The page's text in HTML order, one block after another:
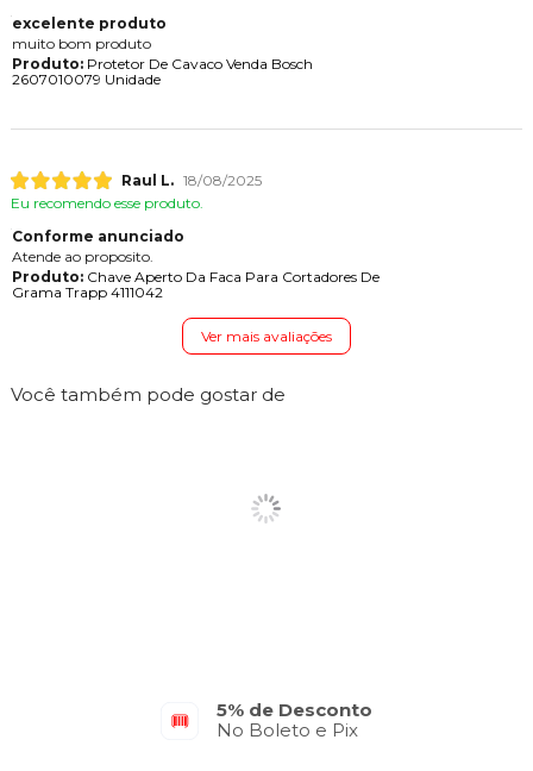
excelente produto
muito bom produto
Produto:Protetor De Cavaco Venda Bosch
2607010079 Unidade
Raul L. 18/08/2025
Eu recomendo esse produto.
Conforme anunciado
Atende ao proposito.
Produto:Chave Aperto Da Faca Para Cortadores De
Grama Trapp 4111042
Ver mais avaliações
Você também pode gostar de
5% de Desconto
No Boleto e Pix